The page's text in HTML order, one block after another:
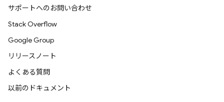
サポートへのお問い合わせ
Stack Overflow
Google Group
リリースノート
よくある質問
以前のドキュメント